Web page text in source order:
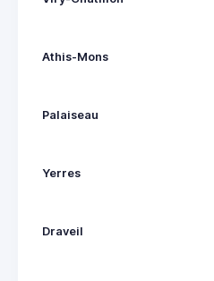
Athis-Mons
Palaiseau
Yerres
Draveil